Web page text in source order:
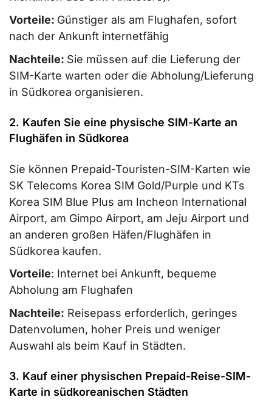
Vorteile: Günstiger als am Flughafen, sofort
nach der Ankunft internetfähig
Nachteile: Sie müssen auf die Lieferung der
SIM-Karte warten oder die Abholung/Lieferung
in Südkorea organisieren.
2. Kaufen Sie eine physische SIM-Karte an
Flughäfen in Südkorea
Sie können Prepaid-Touristen-SIM-Karten wie
SK Telecoms Korea SIM Gold/Purple und KTs
Korea SIM Blue Plus am Incheon International
Airport, am Gimpo Airport, am Jeju Airport und
an anderen großen Häfen/Flughäfen in
Südkorea kaufen.
Vorteile: Internet bei Ankunft, bequeme
Abholung am Flughafen
Nachteile: Reisepass erforderlich, geringes
Datenvolumen, hoher Preis und weniger
Auswahl als beim Kauf in Städten.
3. Kauf einer physischen Prepaid-Reise-SIM-
Karte in südkoreanischen Städten